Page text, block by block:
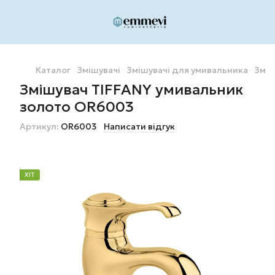
Каталог Змішувачі Змішувачі для умивальника
Змішувач TIFFANY умивальник
золото OR6003
Артикул: OR6003 Написати відгук
ХІТ